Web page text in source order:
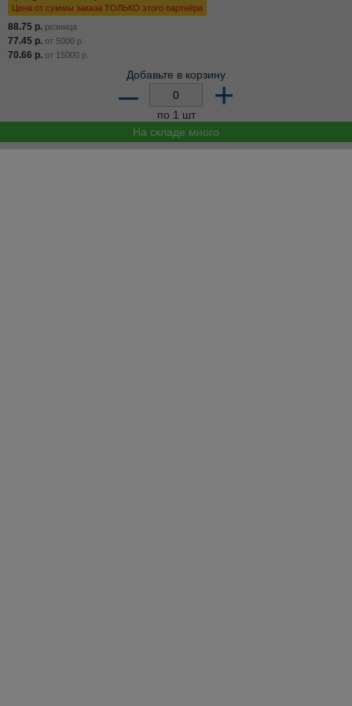
Цена от суммы заказа ТОЛЬКО этого партнёра
88.75 р. розница
77.45 р. от 5000 р.
70.66 р. от 15000 р.
Добавьте в корзину
– +
по 1 шт
На складе много